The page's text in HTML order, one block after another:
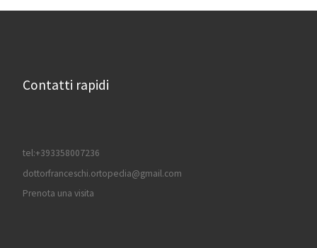
Contatti rapidi
tel:+393358007236
dottorfranceschi.ortopedia@gmail.com
Prenota una visita